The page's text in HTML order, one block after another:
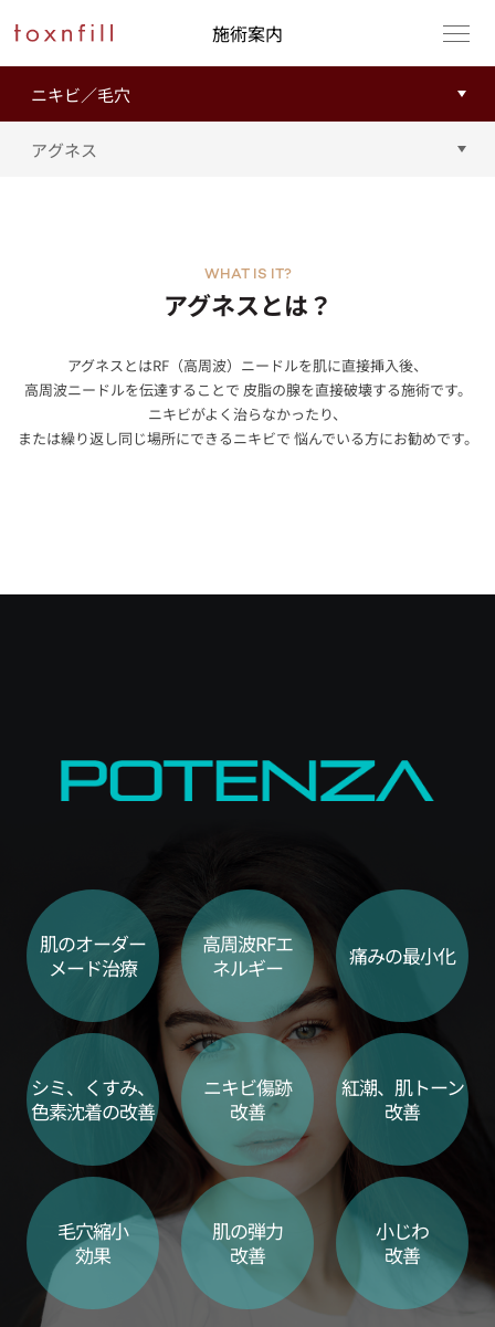
施術案内
アグネスとは？
WHAT IS IT?
アグネスとはRF（高周波）ニードルを肌に直接挿入後、
高周波ニードルを伝達することで 皮脂の腺を直接破壊する施術です。
ニキビがよく治らなかったり、
または繰り返し同じ場所にできるニキビで 悩んでいる方にお勧めです。
肌のオーダー
メード治療
高周波RFエ
ネルギー
痛みの最小化
シミ、くすみ、
色素沈着の改善
ニキビ傷跡
改善
紅潮、肌トーン
改善
毛穴縮小
効果
肌の弾力
改善
小じわ
改善